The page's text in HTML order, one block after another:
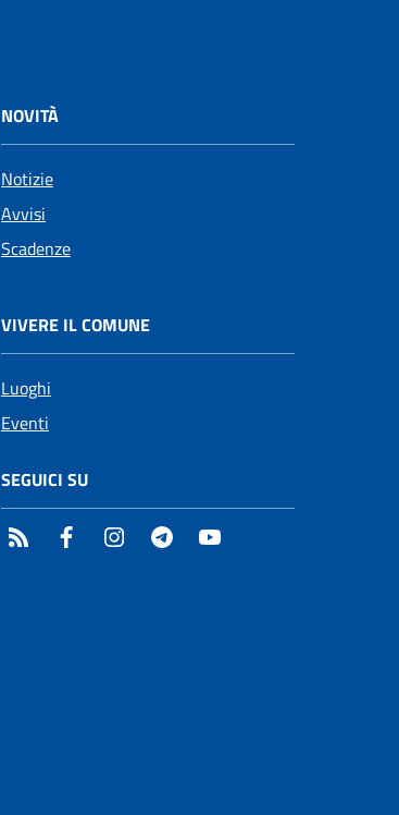
NOVITÀ
Notizie
Avvisi
Scadenze
VIVERE IL COMUNE
Luoghi
Eventi
SEGUICI SU
RSS Facebook InstagramTelegram